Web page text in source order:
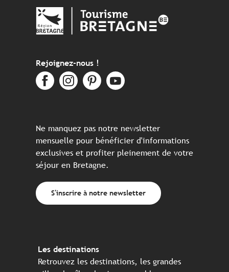
Rejoignez-nous !
Ne manquez pas notre newsletter
mensuelle pour bénéficier d'informations
exclusives et profiter pleinement de votre
séjour en Bretagne.
S'inscrire à notre newsletter
Les destinations
Retrouvez les destinations, les grandes